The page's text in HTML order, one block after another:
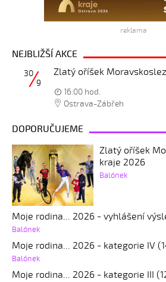
reklama
NEJBLIŽŠÍ AKCE
Zlatý oříšek
30
9
16:00 hod.
Ostrava-Zábřeh
DOPORUČUJEME
Zlatý oříšek
kraje 2026
Balónek
Moje rodina... 2026 - vyhlášení
Balónek
Moje rodina... 2026 - kategorie IV
Balónek
Moje rodina... 2026 - kategorie III